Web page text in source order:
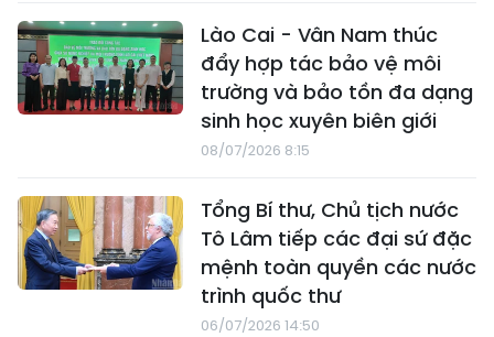
Lào Cai - Vân Nam thúc
đẩy hợp tác bảo vệ môi
trường và bảo tồn đa dạng
sinh học xuyên biên giới
08/07/2026 8:15
Tổng Bí thư, Chủ tịch nước
Tô Lâm tiếp các đại sứ đặc
mệnh toàn quyền các nước
trình quốc thư
06/07/2026 14:50